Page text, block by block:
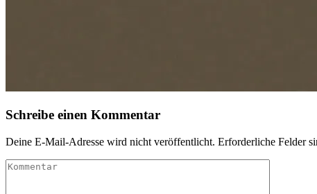
Schreibe einen Kommentar
Deine E-Mail-Adresse wird nicht veröffentlicht. Erforderliche Felder